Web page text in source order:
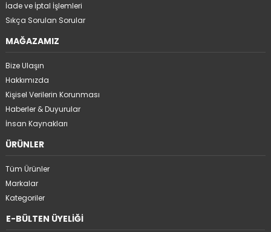
İade ve İptal İşlemleri
Sıkça Sorulan Sorular
MAĞAZAMIZ
Bize Ulaşın
Hakkımızda
Kişisel Verilerin Korunması
Haberler & Duyurular
İnsan Kaynakları
ÜRÜNLER
Tüm Ürünler
Markalar
Kategoriler
E-BÜLTEN ÜYELİĞİ